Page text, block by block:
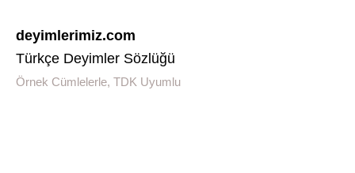
deyimlerimiz.com
Türkçe Deyimler Sözlüğü
Örnek Cümlelerle, TDK Uyumlu